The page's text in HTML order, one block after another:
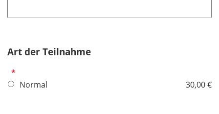
t
l h
e
Art der Teilnahme
P
f
Normal 30,00 €